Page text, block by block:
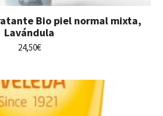
Bio piel normal mixta,
Lavándula
24,50€